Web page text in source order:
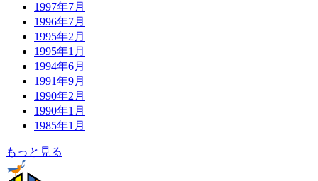
1997年7月
1996年7月
1995年2月
1995年1月
1994年6月
1991年9月
1990年2月
1990年1月
1985年1月
もっと見る